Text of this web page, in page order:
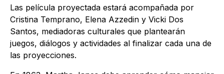
Las película proyectada estará acompañada por
Cristina Temprano, Elena Azzedin y Vicki Dos
Santos, mediadoras culturales que plantearán
juegos, diálogos y actividades al finalizar cada una de
las proyecciones.